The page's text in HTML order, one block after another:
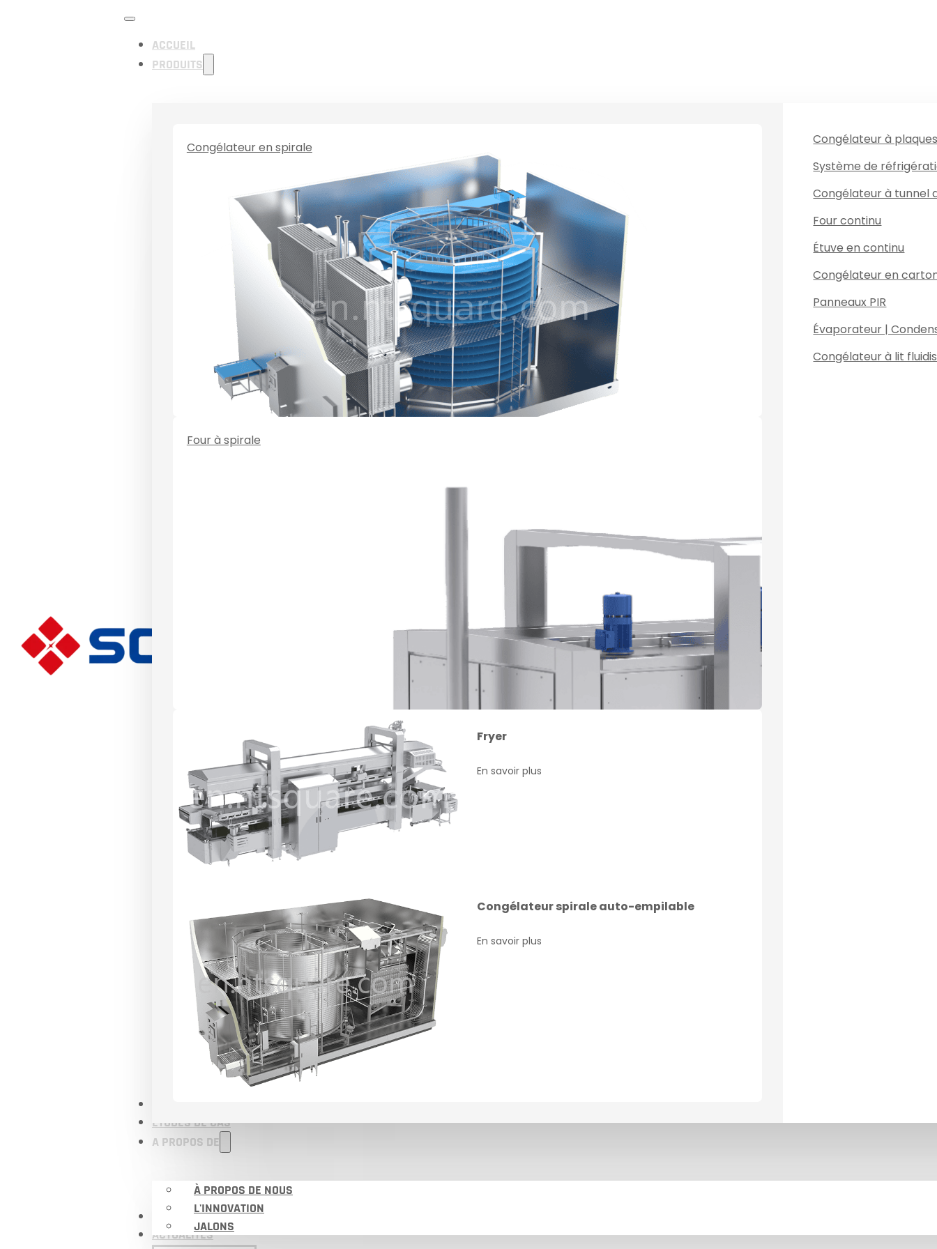
ACCUEIL
PRODUITS
Congélateur en spirale
Four à spirale
Fryer
En savoir plus
Congélateur spirale auto-empilable
En savoir plus
Congélateur à
Système de
Congélateur à tunnel
Four continu
Étuve en continu
Congélateur en
Panneaux PIR
Évaporateur |
Congélateur à lit
ÉTUDES DE CAS
A PROPOS DE
À PROPOS DE NOUS
L'INNOVATION
JALONS
CERTIFICATS
ACTUALITÉS